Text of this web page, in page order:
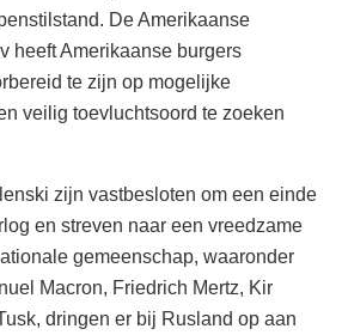
De Amerikaanse
heeft Amerikaanse burgers
te zijn op mogelijke
veilig toevluchtsoord te zoeken
zijn vastbesloten om een einde
en streven naar een vreedzame
gemeenschap, waaronder
Macron, Friedrich Mertz, Kir
dringen er bij Rusland op aan